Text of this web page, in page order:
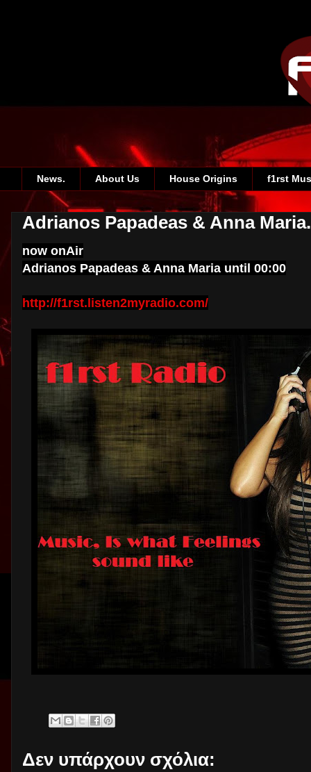
News. About Us House Origins f1rst
Adrianos Papadeas & Anna Maria.
now onAir
Adrianos Papadeas & Anna Maria until 00:00
http://f1rst.listen2myradio.com/
Δεν υπάρχουν σχόλια: